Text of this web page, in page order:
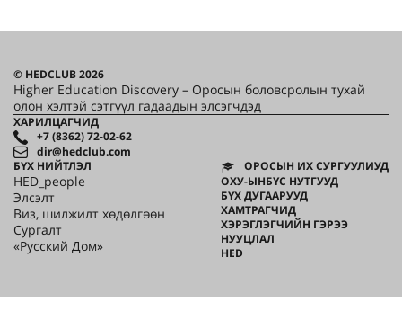
© HEDCLUB 2026
Higher Education Discovery – Оросын боловсролын тухай
олон хэлтэй сэтгүүл гадаадын элсэгчдэд
ХАРИЛЦАГЧИД
+7 (8362) 72-02-62
dir@hedclub.com
БҮХ НИЙТЛЭЛ
HED_people
Элсэлт
Виз, шилжилт хөдөлгөөн
Сургалт
«Русский Дом»
ОРОСЫН ИХ СУРГУУЛИУД
ОХУ-ЫНБҮС НУТГУУД
БҮХ ДУГААРУУД
ХАМТРАГЧИД
ХЭРЭГЛЭГЧИЙН ГЭРЭЭ
НУУЦЛАЛ
HED